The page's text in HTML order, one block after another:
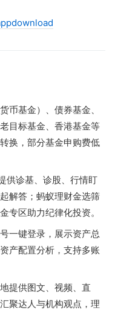
币基金）、债券基金、
目标基金、香港基金等
换，部分基金申购费低
供诊基、诊股、行情盯
解答；蚂蚁理财金选筛
专区助力纪律化投资。
一键登录，展示资产总
产配置分析，支持多账
提供图文、视频、直
聚达人与机构观点，理